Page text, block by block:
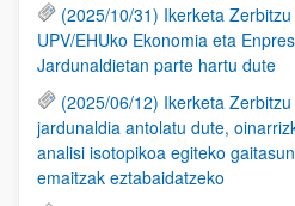
(2025/10/31) Ikerketa
UPV/EHUko Ekonomia eta
Jardunaldietan parte hartu dute
(2025/06/12) Ikerketa
jardunaldia antolatu dute,
analisi isotopikoa egiteko
emaitzak eztabaidatzeko